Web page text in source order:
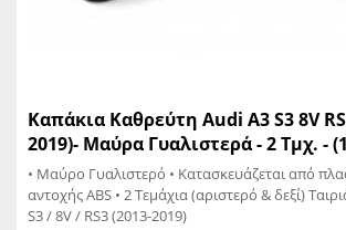
Καπάκια Καθρεύτη Audi A3 S3 8V
2019)- Μαύρα Γυαλιστερά - 2 Τμχ. -
• Μαύρο Γυαλιστερό • Κατασκευάζεται από
αντοχής ABS • 2 Τεμάχια (αριστερό & δεξί) Ταιριάζει σε: Audi A3 /
S3 / 8V / RS3 (2013-2019)